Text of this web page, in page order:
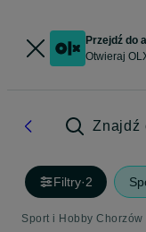
Przejdź do
Otwieraj
Znajdź
Filtry·2
Sport i Hobby Chorzów